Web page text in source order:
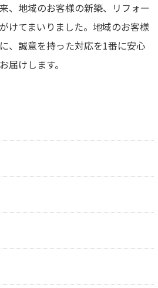
、地域のお客様の新築、リフォー
けてまいりました。地域のお客様
、誠意を持った対応を1番に安心
届けします。